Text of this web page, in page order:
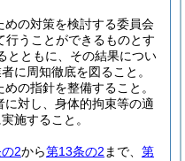
の対策を検討する委員会
うことができるものとす
とともに、その結果につい
に周知徹底を図ること。
の指針を整備すること。
対し、身体的拘束等の適
施すること。
2から第13条の2 まで、 第